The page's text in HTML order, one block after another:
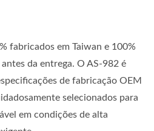
fabricados em Taiwan e 100%
da entrega. O AS-982 é
de fabricação OEM
selecionados para
em condições de alta